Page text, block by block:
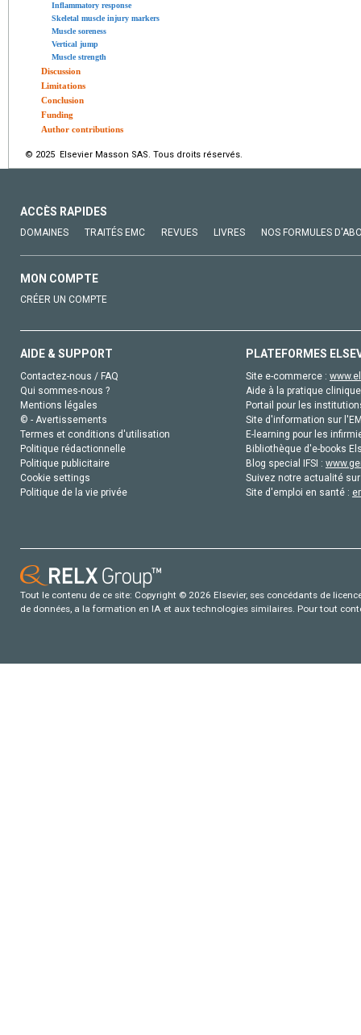
Inflammatory response
Skeletal muscle injury markers
Muscle soreness
Vertical jump
Muscle strength
Discussion
Limitations
Conclusion
Funding
Author contributions
© 2025 Elsevier Masson SAS. Tous droits réservés.
ACCÈS RAPIDES
DOMAINES TRAITÉS EMC REVUES LIVRES NOS FORMULES
MON COMPTE
CRÉER UN COMPTE
AIDE & SUPPORT
Contactez-nous / FAQ
Qui sommes-nous ?
Mentions légales
© - Avertissements
Termes et conditions d'utilisation
Politique rédactionnelle
Politique publicitaire
Cookie settings
Politique de la vie privée
PLATEFORMES
Site e-commerce :
Aide à la pratique
Portail pour les
Site d'information sur
E-learning pour les
Bibliothèque d'e-books
Blog special IFSI :
Suivez notre actualité
Site d'emploi en santé :
Tout le contenu de ce site: Copyright © 2026 Elsevier, ses concédants de
de données, a la formation en IA et aux technologies similaires. Pour tout